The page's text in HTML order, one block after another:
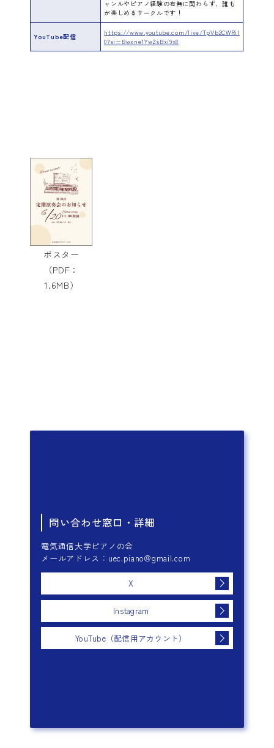
ャンルやピアノ経験の有無に関わらず、誰も
が楽しめるサークルです！
YouTube配信
https://www.youtube.com/live/TpVb2CWRiI
0?si=Bwxne1YwZsBxi9x8
ポスター
（PDF：
1.6MB）
問い合わせ窓口・詳細
電気通信大学ピアノの会
メールアドレス：uec.piano@gmail.com
X
Instagram
YouTube（配信用アカウント）